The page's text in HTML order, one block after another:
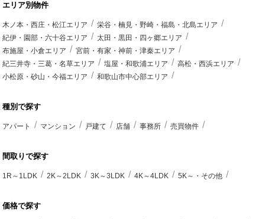
エリア別物件
木ノ本・西庄・松江エリア
栄谷・楠見・野崎・福島・北島エリア
紀伊・園部・六十谷エリア
太田・黒田・四ヶ郷エリア
布施屋・小倉エリア
宮前・有家・神前・津秦エリア
紀三井寺・三葛・名草エリア
塩屋・和歌浦エリア
高松・西浜エリア
小松原・砂山・今福エリア
和歌山市中心部エリア
種別で探す
アパート マンション 戸建て 店舗 事務所 売買物件
間取りで探す
1R～1LDK 2K～2LDK 3K～3LDK 4K～4LDK 5K～・その他
価格で探す